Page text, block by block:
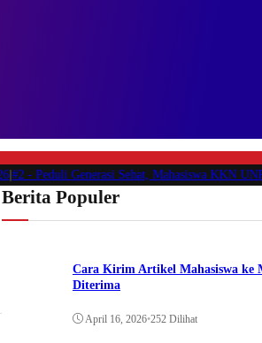
Generasi Sehat, Mahasiswa KKN UNP Gelar
Berita Populer
Cara Kirim Artikel Mahasiswa ke
Diterima
April 16, 2026•252 Dilihat